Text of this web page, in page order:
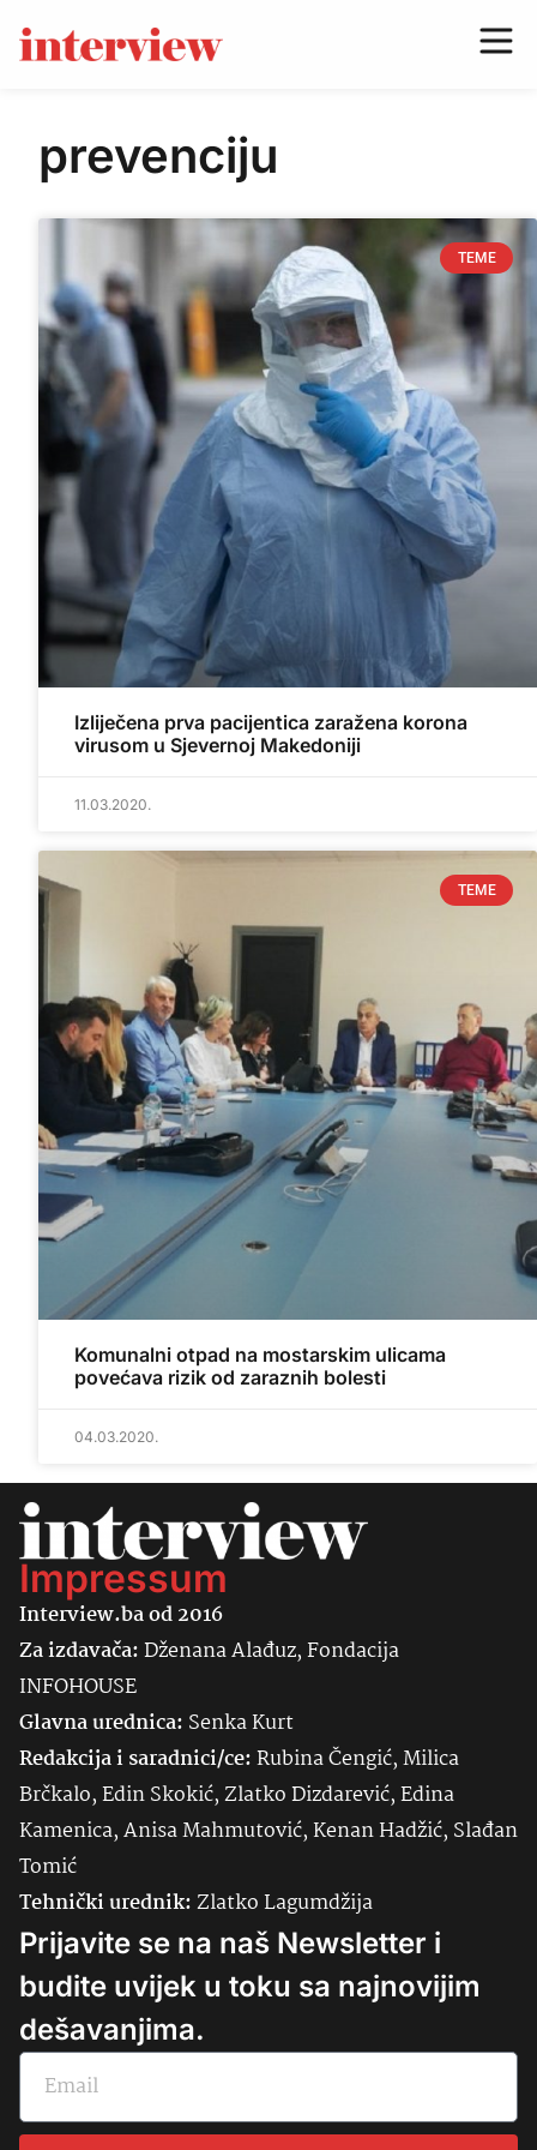
prevenciju
TEME
Izliječena prva pacijentica zaražena korona
virusom u Sjevernoj Makedoniji
11.03.2020.
TEME
Komunalni otpad na mostarskim ulicama
povećava rizik od zaraznih bolesti
04.03.2020.
Impressum
Interview.ba od 2016
Za izdavača:Dženana Alađuz, Fondacija
INFOHOUSE
Glavna urednica: SenkaKurt
Redakcija i saradnici/ce:Rubina Čengić, Milica
Brčkalo, Edin Skokić, Zlatko Dizdarević, Edina
Kamenica, Anisa Mahmutović, Kenan Hadžić, Slađan
Tomić
Tehnički urednik:Zlatko Lagumdžija
Prijavite se na naš Newsletter i
budite uvijek u toku sa najnovijim
dešavanjima.